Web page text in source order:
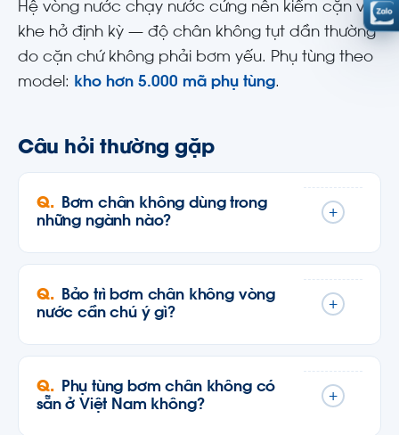
Hệ vòng nước chạy nước cứng nên kiểm cặn và
khe hở định kỳ — độ chân không tụt dần thường
do cặn chứ không phải bơm yếu. Phụ tùng theo
model:
kho hơn 5.000 mã phụ tùng.
Câu hỏi thường gặp
Bơm chân không dùng trong
những ngành nào?
+
Bảo trì bơm chân không vòng
nước cần chú ý gì?
+
Phụ tùng bơm chân không có
sẵn ở Việt Nam không?
+